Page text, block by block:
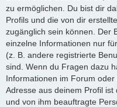
zu ermöglichen. Du bist dir
Profils und die von dir
zugänglich sein können. Der
einzelne Informationen nur
(z. B. andere registrierte
sind. Wenn du Fragen dazu
Informationen im Forum
Adresse aus deinem Profil
und von ihm beauftragte